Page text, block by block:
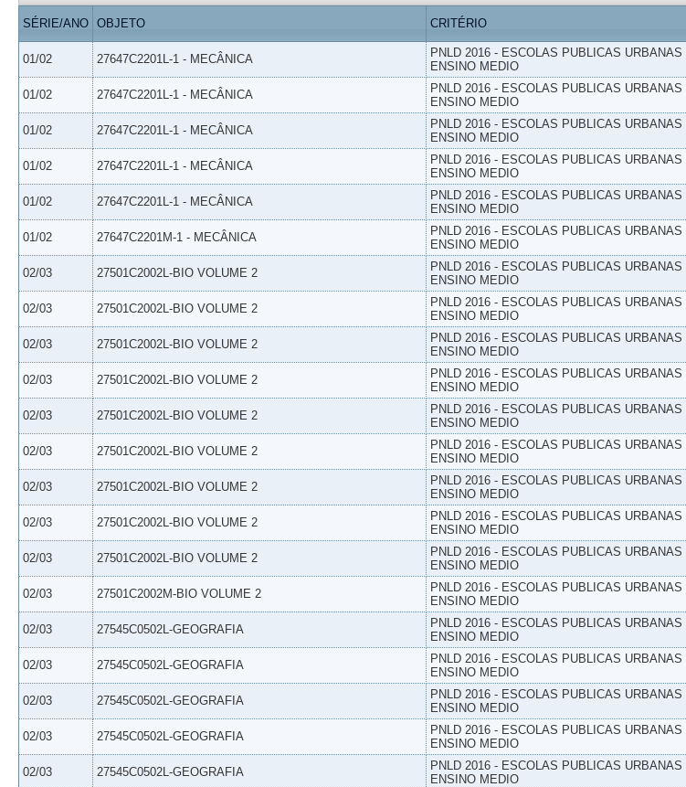
SÉRIE/ANO OBJETO CRITÉRIO
01/02 27647C2201L-1 - MECÂNICA
PNLD 2016 - ESCOLAS PUBLICAS URBANAS
ENSINO MEDIO
01/02 27647C2201L-1 - MECÂNICA
PNLD 2016 - ESCOLAS PUBLICAS URBANAS
ENSINO MEDIO
01/02 27647C2201L-1 - MECÂNICA
PNLD 2016 - ESCOLAS PUBLICAS URBANAS
ENSINO MEDIO
01/02 27647C2201L-1 - MECÂNICA
PNLD 2016 - ESCOLAS PUBLICAS URBANAS
ENSINO MEDIO
01/02 27647C2201L-1 - MECÂNICA
PNLD 2016 - ESCOLAS PUBLICAS URBANAS
ENSINO MEDIO
01/02 27647C2201M-1 - MECÂNICA
PNLD 2016 - ESCOLAS PUBLICAS URBANAS
ENSINO MEDIO
02/03 27501C2002L-BIO VOLUME 2
PNLD 2016 - ESCOLAS PUBLICAS URBANAS
ENSINO MEDIO
02/03 27501C2002L-BIO VOLUME 2
PNLD 2016 - ESCOLAS PUBLICAS URBANAS
ENSINO MEDIO
02/03 27501C2002L-BIO VOLUME 2
PNLD 2016 - ESCOLAS PUBLICAS URBANAS
ENSINO MEDIO
02/03 27501C2002L-BIO VOLUME 2
PNLD 2016 - ESCOLAS PUBLICAS URBANAS
ENSINO MEDIO
02/03 27501C2002L-BIO VOLUME 2
PNLD 2016 - ESCOLAS PUBLICAS URBANAS
ENSINO MEDIO
02/03 27501C2002L-BIO VOLUME 2
PNLD 2016 - ESCOLAS PUBLICAS URBANAS
ENSINO MEDIO
02/03 27501C2002L-BIO VOLUME 2
PNLD 2016 - ESCOLAS PUBLICAS URBANAS
ENSINO MEDIO
02/03 27501C2002L-BIO VOLUME 2
PNLD 2016 - ESCOLAS PUBLICAS URBANAS
ENSINO MEDIO
02/03 27501C2002L-BIO VOLUME 2
PNLD 2016 - ESCOLAS PUBLICAS URBANAS
ENSINO MEDIO
02/03 27501C2002M-BIO VOLUME 2
PNLD 2016 - ESCOLAS PUBLICAS URBANAS
ENSINO MEDIO
02/03 27545C0502L-GEOGRAFIA
PNLD 2016 - ESCOLAS PUBLICAS URBANAS
ENSINO MEDIO
02/03 27545C0502L-GEOGRAFIA
PNLD 2016 - ESCOLAS PUBLICAS URBANAS
ENSINO MEDIO
02/03 27545C0502L-GEOGRAFIA
PNLD 2016 - ESCOLAS PUBLICAS URBANAS
ENSINO MEDIO
02/03 27545C0502L-GEOGRAFIA
PNLD 2016 - ESCOLAS PUBLICAS URBANAS
ENSINO MEDIO
02/03 27545C0502L-GEOGRAFIA
PNLD 2016 - ESCOLAS PUBLICAS URBANAS
ENSINO MEDIO